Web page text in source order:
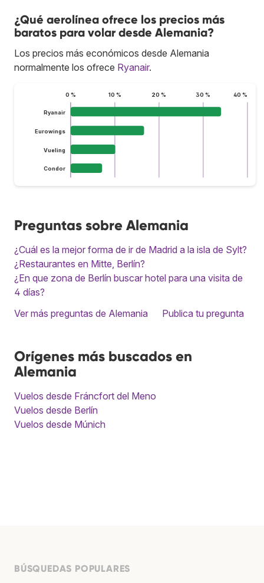
¿Qué aerolínea ofrece los precios más
baratos para volar desde Alemania?
Los precios más económicos desde Alemania
normalmente los ofrece Ryanair.
0 % 10 % 20 % 30 % 40 %
Ryanair
Eurowings
Vueling
Condor
Preguntas sobre Alemania
¿Cuál es la mejor forma de ir de Madrid a la isla de Sylt?
¿Restaurantes en Mitte, Berlín?
¿En que zona de Berlín buscar hotel para una visita de
4 días?
Ver más preguntas de Alemania
Publica tu pregunta
Orígenes más buscados en
Alemania
Vuelos desde Fráncfort del Meno
Vuelos desde Berlín
Vuelos desde Múnich
BÚSQUEDAS POPULARES